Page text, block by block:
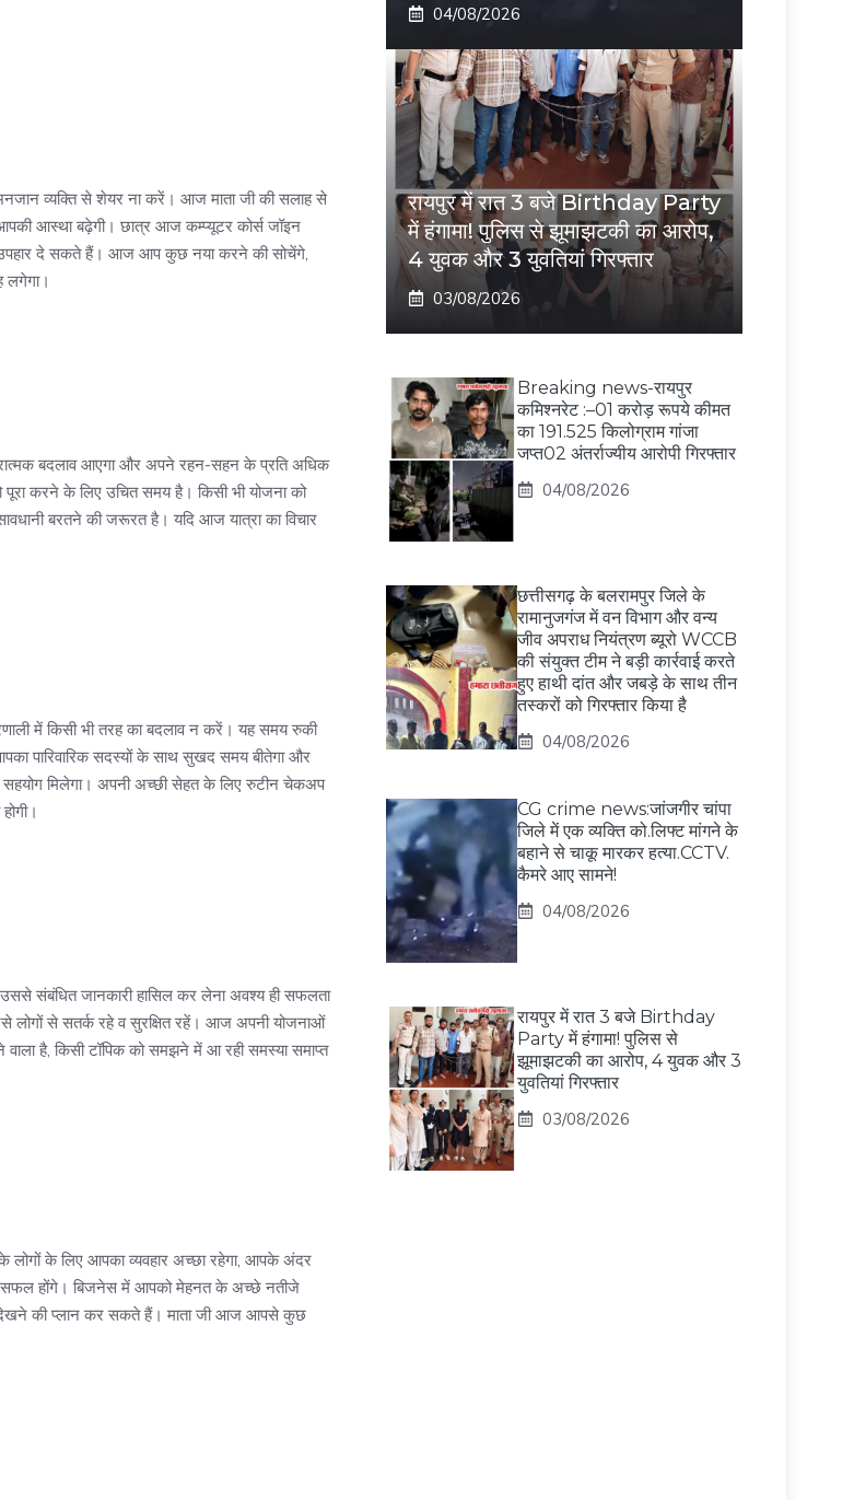
व्यक्ति से शेयर ना करें। आज माता जी की सलाह से
आपकी आस्था बढ़ेगी। छात्र आज कम्प्यूटर कोर्स जॉइन
उपहार दे सकते हैं। आज आप कुछ नया करने की सोचेंगे,
लगेगा।
बदलाव आएगा और अपने रहन-सहन के प्रति अधिक
करने के लिए उचित समय है। किसी भी योजना को
बरतने की जरूरत है। यदि आज यात्रा का विचार
में किसी भी तरह का बदलाव न करें। यह समय रुकी
पारिवारिक सदस्यों के साथ सुखद समय बीतेगा और
मिलेगा। अपनी अच्छी सेहत के लिए रुटीन चेकअप
संबंधित जानकारी हासिल कर लेना अवश्य ही सफलता
से सतर्क रहे व सुरक्षित रहें। आज अपनी योजनाओं
है, किसी टॉपिक को समझने में आ रही समस्या समाप्त
के लिए आपका व्यवहार अच्छा रहेगा, आपके अंदर
सफल होंगे। बिजनेस में आपको मेहनत के अच्छे नतीजे
देखने की प्लान कर सकते हैं। माता जी आज आपसे कुछ
04/08/2026
रायपुर में रात 3 बजे Birthday Party
में हंगामा! पुलिस से झूमाझटकी का आरोप,
4 युवक और 3 युवतियां गिरफ्तार
03/08/2026
Breaking news-रायपुर
कमिश्नरेट :–01 करोड़ रूपये कीमत
का 191.525 किलोग्राम गांजा
जप्त02 अंतर्राज्यीय आरोपी गिरफ्तार
04/08/2026
छत्तीसगढ़ के बलरामपुर जिले के
रामानुजगंज में वन विभाग और वन्य
जीव अपराध नियंत्रण ब्यूरो WCCB
की संयुक्त टीम ने बड़ी कार्रवाई करते
हुए हाथी दांत और जबड़े के साथ तीन
तस्करों को गिरफ्तार किया है
04/08/2026
CG crime news:जांजगीर चांपा
जिले में एक व्यक्ति को.लिफ्ट मांगने के
बहाने से चाकू मारकर हत्या.CCTV.
कैमरे आए सामने!
04/08/2026
रायपुर में रात 3 बजे Birthday
Party में हंगामा! पुलिस से
झूमाझटकी का आरोप, 4 युवक और 3
युवतियां गिरफ्तार
03/08/2026